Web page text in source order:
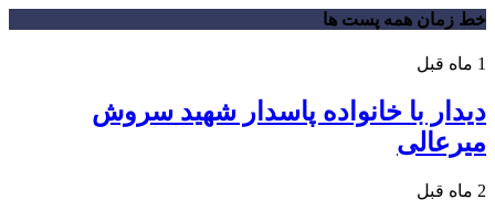
خط زمان همه پست ها
1 ماه قبل
دیدار با خانواده پاسدار شهید سروش
میرعالی
2 ماه قبل